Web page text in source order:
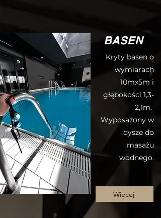
BASEN
Kryty basen o
wymiarach
10mx5m i
głębokości 1,3-
2,1m.
Wyposażony w
dysze do
masażu
wodnego.
Więcej